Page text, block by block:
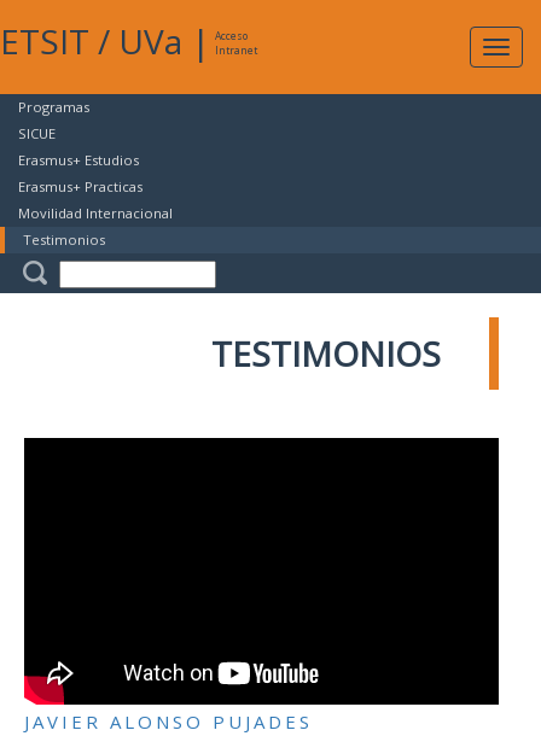
ETSIT / UVa |
Acceso
Intranet
Programas
SICUE
Erasmus+ Estudios
Erasmus+ Practicas
Movilidad Internacional
Testimonios
TESTIMONIOS
JAVIER ALONSO PUJADES